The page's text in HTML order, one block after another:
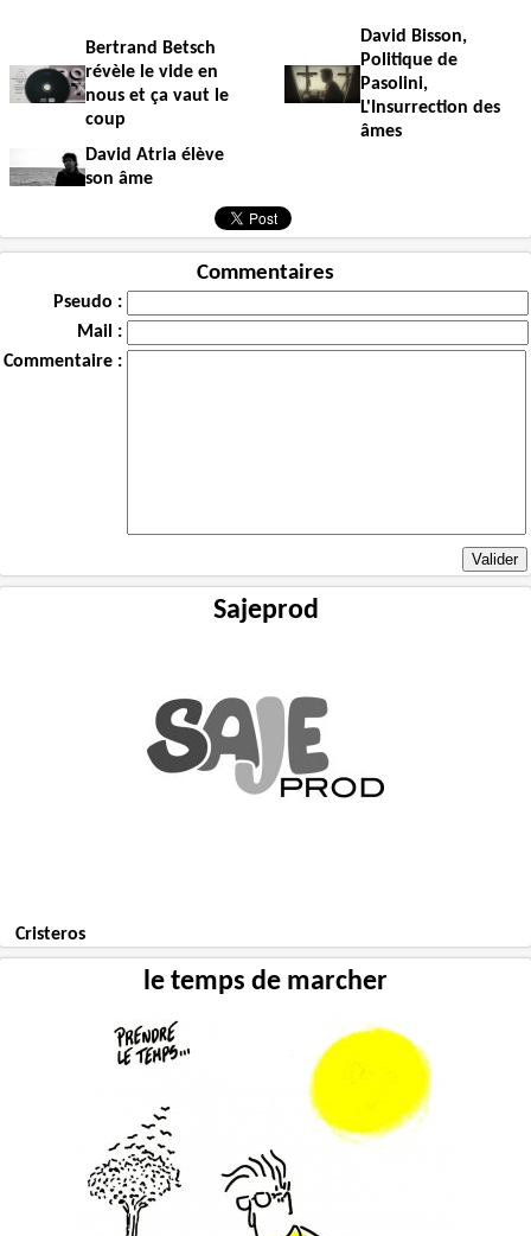
Bertrand Betsch
révèle le vide en
nous et ça vaut le
coup
David Bisson,
Politique de
Pasolini,
L'Insurrection des
âmes
David Atria élève
son âme
Commentaires
Pseudo :
Mail :
Commentaire :
Sajeprod
Cristeros
le temps de marcher